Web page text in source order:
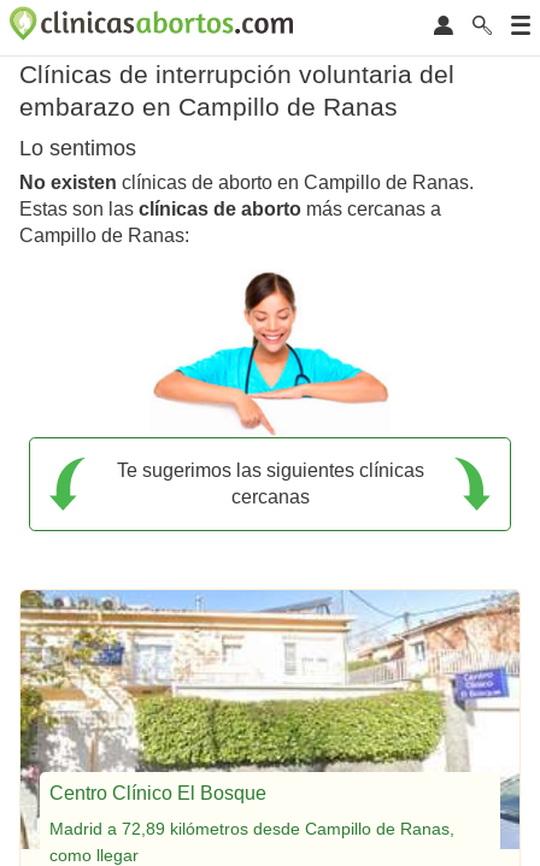
Clínicas de interrupción voluntaria del
embarazo en Campillo de Ranas
Lo sentimos
No existen clínicas de aborto en Campillo de Ranas.
Estas son las clínicas de aborto más cercanas a
Campillo de Ranas:
Te sugerimos las siguientes clínicas
cercanas
Centro Clínico El Bosque
Madrid a 72,89 kilómetros desde Campillo de Ranas,
como llegar